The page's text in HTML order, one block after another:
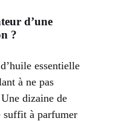
d’une
?
essentielle
à ne pas
dizaine de
suffit à parfumer